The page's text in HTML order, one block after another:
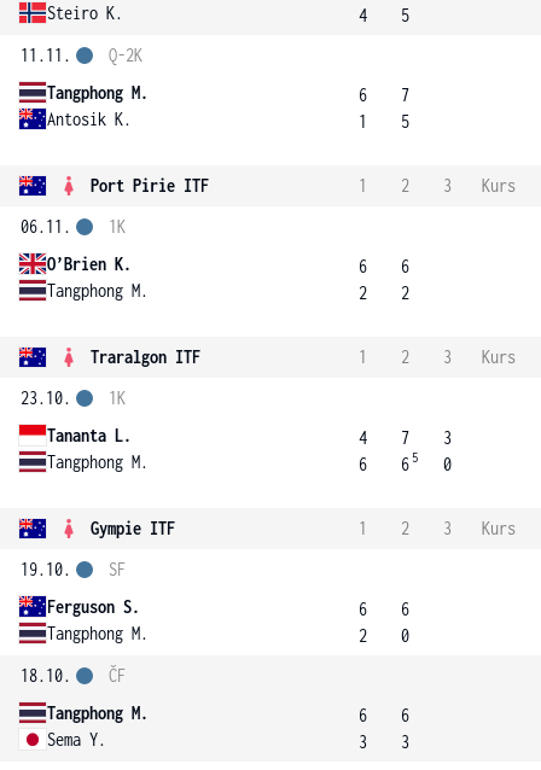
Steiro K.
4
5
11.11.
Tangphong M.
Antosik K.
Q-2K
6
1
7
5
Port Pirie ITF 1 2 3
Kurs
06.11.
O’Brien K.
Tangphong M.
1K
6
2
6
2
Traralgon ITF 1 2 3
Kurs
23.10.
Tananta L.
Tangphong M.
1K
4
6
7
6 5
3
0
Gympie ITF 1 2 3
Kurs
19.10.
Ferguson S.
Tangphong M.
SF
6
2
6
0
18.10.
Tangphong M.
Sema Y.
ČF
6
3
6
3